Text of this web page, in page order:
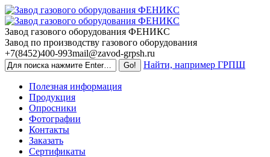
Skip
to
content
Завод газового оборудования ФЕНИКС
Завод по производству газового оборудования
+7(8452)400-993mail@zavod-grpsh.ru
Найти, например ГРПШ
Полезная информация
Продукция
Опросники
Фотографии
Контакты
Заказать
Сертификаты